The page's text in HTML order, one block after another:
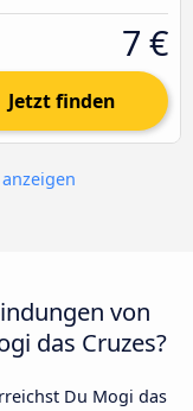
7 €
Jetzt finden
von
das Cruzes?
Du Mogi das